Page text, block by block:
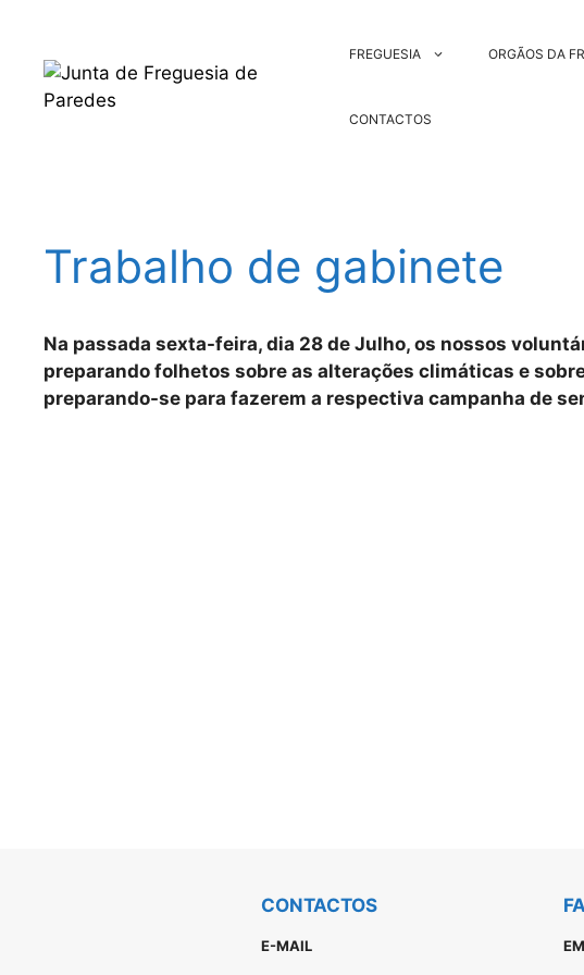
conteúdo
FREGUESIA ORGÃOS DA
CONTACTOS
Trabalho de gabinete
Na passada sexta-feira, dia 28 de Julho, os nossos
preparando folhetos sobre as alterações climáticas e
preparando-se para fazerem a respectiva campanha de
CONTACTOS
E-MAIL